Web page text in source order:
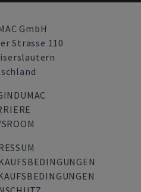
GmbH
Strasse 110